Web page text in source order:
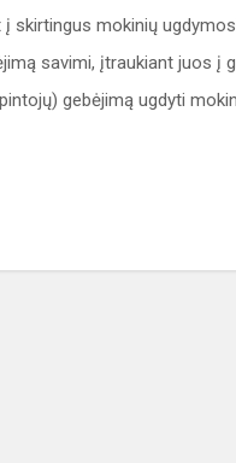
skirtingus mokinių
savimi, įtraukiant juos į
gebėjimą ugdyti